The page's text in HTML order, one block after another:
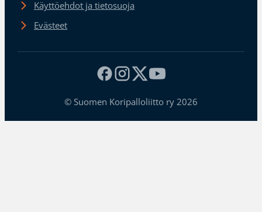
Käyttöehdot ja tietosuoja
Evästeet
© Suomen Koripalloliitto ry 2026